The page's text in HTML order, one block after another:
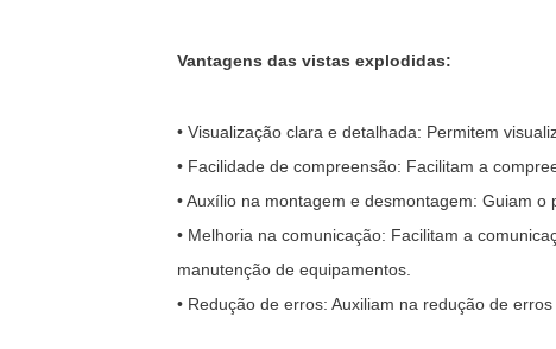
Vantagens das vistas explodidas:
• Visualização clara e detalhada: Permitem
• Facilidade de compreensão: Facilitam a
• Auxílio na montagem e desmontagem: Guiam
• Melhoria na comunicação: Facilitam a
manutenção de equipamentos.
• Redução de erros: Auxiliam na redução de